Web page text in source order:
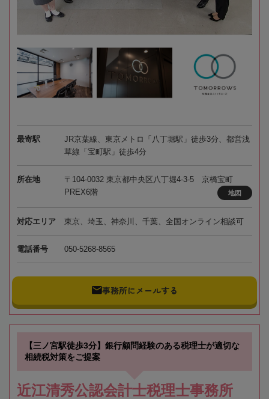
最寄駅
JR京葉線、東京メトロ「八丁堀駅」徒歩3分、都営浅
草線「宝町駅」徒歩4分
所在地
〒104-0032 東京都中央区八丁堀4-3-5 京橋宝町
PREX6階
地図
対応エリア 東京、埼玉、神奈川、千葉、全国オンライン相談可
電話番号 050-5268-8565
事務所にメールする
【三ノ宮駅徒歩3分】銀行顧問経験のある税理士が適切な
相続税対策をご提案
近江清秀公認会計士税理士事務所